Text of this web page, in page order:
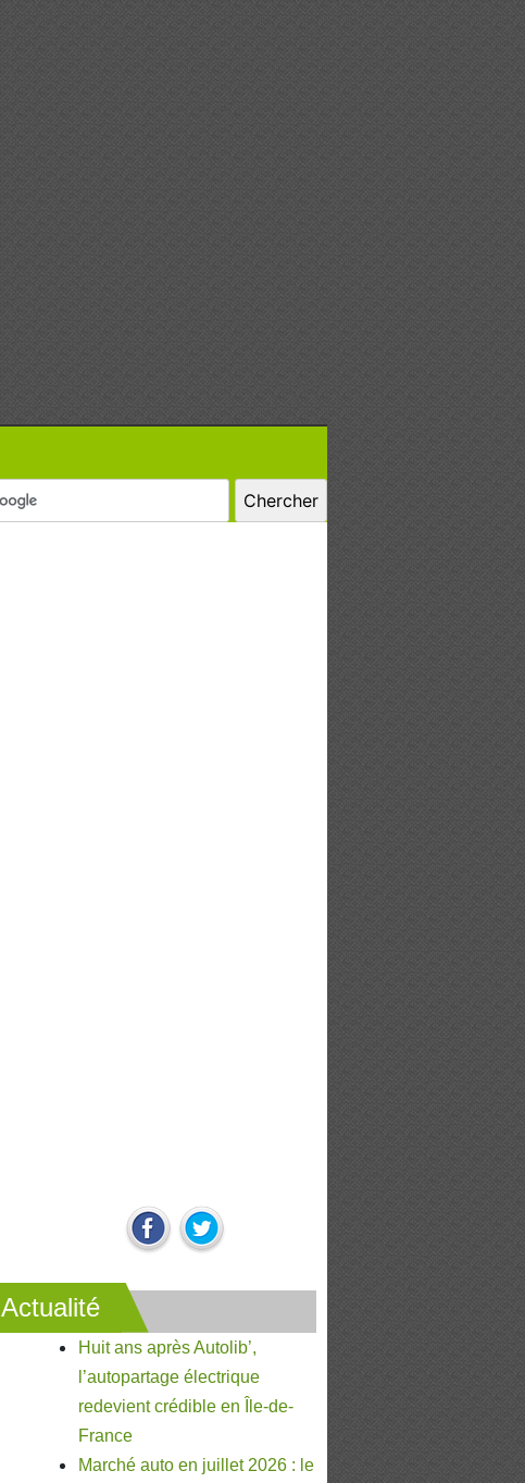
Actualité
Huit ans après Autolib’,
l’autopartage électrique
redevient crédible en Île-de-
France
Marché auto en juillet 2026 : le